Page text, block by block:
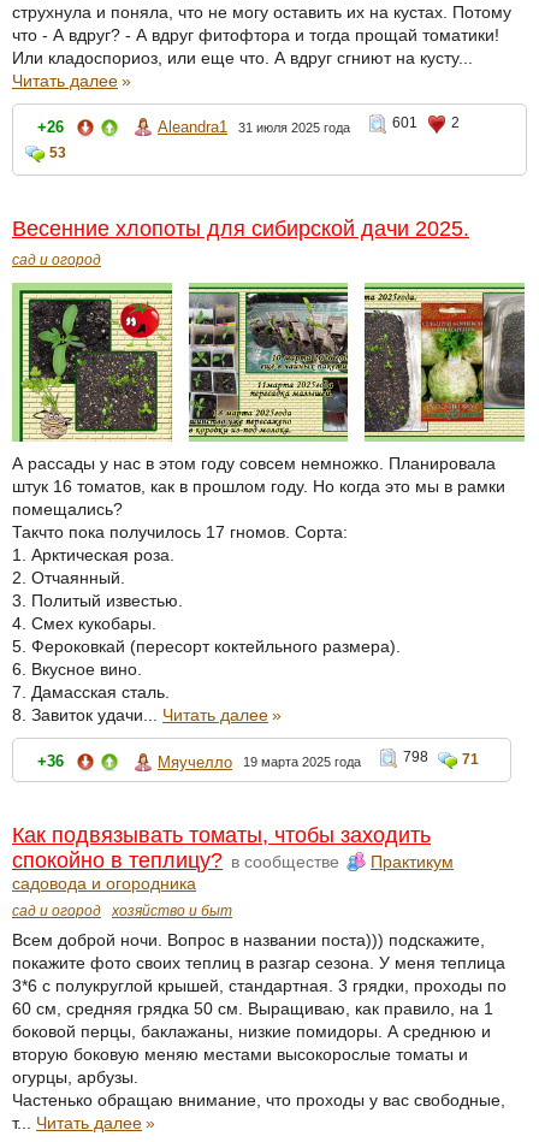
струхнула и поняла, что не могу оставить их на кустах. Потому
что - А вдруг? - А вдруг фитофтора и тогда прощай томатики!
Или кладоспориоз, или еще что. А вдруг сгниют на кусту...
Читать далее»
+26 Aleandra1 31 июля 2025 года 601
2
53
Весенние хлопоты для сибирской дачи 2025.
сад и огород
А рассады у нас в этом году совсем немножко. Планировала
штук 16 томатов, как в прошлом году. Но когда это мы в рамки
помещались?
Такчто пока получилось 17 гномов. Сорта:
1. Арктическая роза.
2. Отчаянный.
3. Политый известью.
4. Смех кукобары.
5. Фероковкай (пересорт коктейльного размера).
6. Вкусное вино.
7. Дамасская сталь.
8. Завиток удачи... Читать далее»
+36 Мяучелло 19 марта 2025 года 798 71
Как подвязывать томаты, чтобы заходить
спокойно в теплицу? в сообществе
Практикум
садовода и огородника
сад и огород хозяйство и быт
Всем доброй ночи. Вопрос в названии поста))) подскажите,
покажите фото своих теплиц в разгар сезона. У меня теплица
3*6 с полукруглой крышей, стандартная. 3 грядки, проходы по
60 см, средняя грядка 50 см. Выращиваю, как правило, на 1
боковой перцы, баклажаны, низкие помидоры. А среднюю и
вторую боковую меняю местами высокорослые томаты и
огурцы, арбузы.
Частенько обращаю внимание, что проходы у вас свободные,
т... Читать далее»